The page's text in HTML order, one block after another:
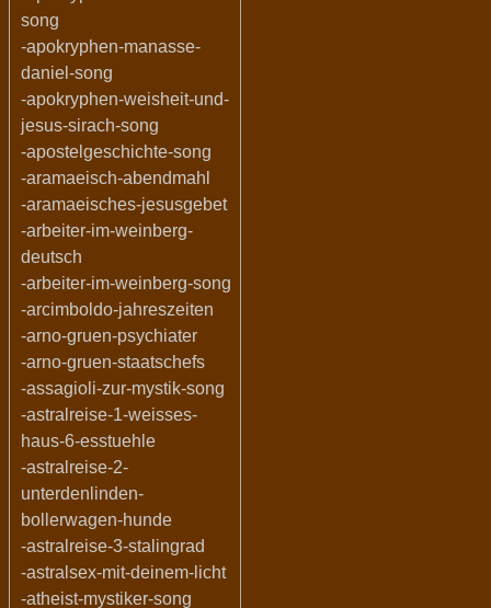
song
-apokryphen-manasse-
daniel-song
-apokryphen-weisheit-und-
jesus-sirach-song
-apostelgeschichte-song
-aramaeisch-abendmahl
-aramaeisches-jesusgebet
-arbeiter-im-weinberg-
deutsch
-arbeiter-im-weinberg-song
-arcimboldo-jahreszeiten
-arno-gruen-psychiater
-arno-gruen-staatschefs
-assagioli-zur-mystik-song
-astralreise-1-weisses-
haus-6-esstuehle
-astralreise-2-
unterdenlinden-
bollerwagen-hunde
-astralreise-3-stalingrad
-astralsex-mit-deinem-licht
-atheist-mystiker-song